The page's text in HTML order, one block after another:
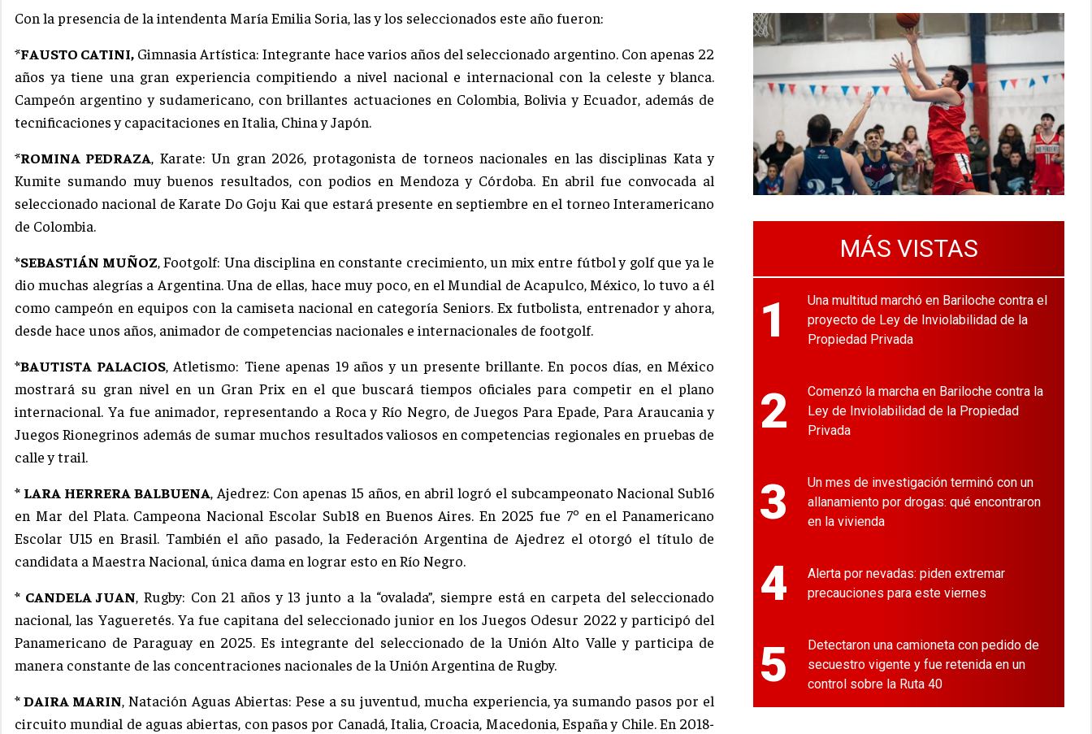
Con la presencia de la intendenta María Emilia Soria, las y los seleccionados este año fueron:
*FAUSTO CATINI, Gimnasia Artística: Integrante hace varios años del seleccionado argentino. Con apenas 22
años ya tiene una gran experiencia compitiendo a nivel nacional e internacional con la celeste y blanca.
Campeón argentino y sudamericano, con brillantes actuaciones en Colombia, Bolivia y Ecuador, además de
tecnificaciones y capacitaciones en Italia, China y Japón.
*ROMINA PEDRAZA, Karate: Un gran 2026, protagonista de torneos nacionales en las disciplinas Kata y
Kumite sumando muy buenos resultados, con podios en Mendoza y Córdoba. En abril fue convocada al
seleccionado nacional de Karate Do Goju Kai que estará presente en septiembre en el torneo Interamericano
de Colombia.
*SEBASTIÁN MUÑOZ, Footgolf: Una disciplina en constante crecimiento, un mix entre fútbol y golf que ya le
dio muchas alegrías a Argentina. Una de ellas, hace muy poco, en el Mundial de Acapulco, México, lo tuvo a él
como campeón en equipos con la camiseta nacional en categoría Seniors. Ex futbolista, entrenador y ahora,
desde hace unos años, animador de competencias nacionales e internacionales de footgolf.
*BAUTISTA PALACIOS, Atletismo: Tiene apenas 19 años y un presente brillante. En pocos días, en México
mostrará su gran nivel en un Gran Prix en el que buscará tiempos oficiales para competir en el plano
internacional. Ya fue animador, representando a Roca y Río Negro, de Juegos Para Epade, Para Araucania y
Juegos Rionegrinos además de sumar muchos resultados valiosos en competencias regionales en pruebas de
calle y trail.
* LARA HERRERA BALBUENA, Ajedrez: Con apenas 15 años, en abril logró el subcampeonato Nacional Sub16
en Mar del Plata. Campeona Nacional Escolar Sub18 en Buenos Aires. En 2025 fue 7º en el Panamericano
Escolar U15 en Brasil. También el año pasado, la Federación Argentina de Ajedrez el otorgó el título de
candidata a Maestra Nacional, única dama en lograr esto en Río Negro.
* CANDELA JUAN, Rugby: Con 21 años y 13 junto a la “ovalada”, siempre está en carpeta del seleccionado
nacional, las Yagueretés. Ya fue capitana del seleccionado junior en los Juegos Odesur 2022 y participó del
Panamericano de Paraguay en 2025. Es integrante del seleccionado de la Unión Alto Valle y participa de
manera constante de las concentraciones nacionales de la Unión Argentina de Rugby.
* DAIRA MARIN, Natación Aguas Abiertas: Pese a su juventud, mucha experiencia, ya sumando pasos por el
circuito mundial de aguas abiertas, con pasos por Canadá, Italia, Croacia, Macedonia, España y Chile. En 2018-
MÁS VISTAS
1
Una multitud marchó en Bariloche contra el
proyecto de Ley de Inviolabilidad de la
Propiedad Privada
2
Comenzó la marcha en Bariloche contra la
Ley de Inviolabilidad de la Propiedad
Privada
3
Un mes de investigación terminó con un
allanamiento por drogas: qué encontraron
en la vivienda
4
Alerta por nevadas: piden extremar
precauciones para este viernes
5
Detectaron una camioneta con pedido de
secuestro vigente y fue retenida en un
control sobre la Ruta 40